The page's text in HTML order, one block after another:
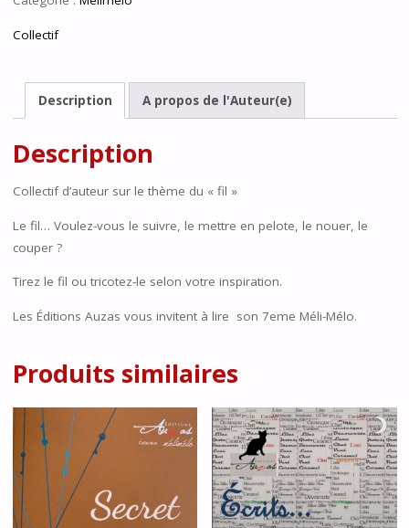
fil
entrelacées
Collectif
Description A propos de l'Auteur(e)
Description
Collectif d’auteur sur le thème du « fil »
Le fil… Voulez-vous le suivre, le mettre en pelote, le nouer, le
couper ?
Tirez le fil ou tricotez-le selon votre inspiration.
Les Éditions Auzas vous invitent à lire son 7eme Méli-Mélo.
Produits similaires